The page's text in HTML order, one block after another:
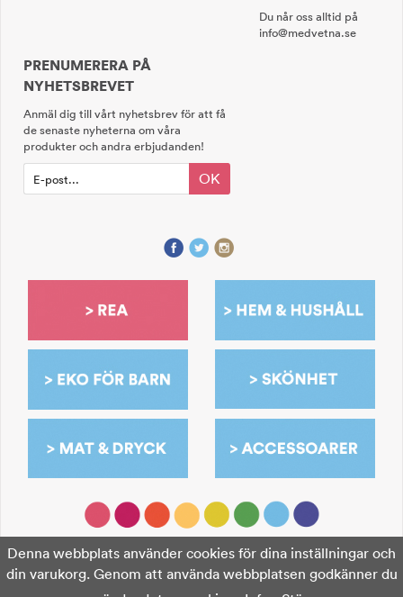
Du når oss alltid på
info@medvetna.se
PRENUMERERA PÅ
NYHETSBREVET
Anmäl dig till vårt nyhetsbrev för att få
de senaste nyheterna om våra
produkter och andra erbjudanden!
OK
Denna webbplats använder cookies för dina inställningar och
din varukorg. Genom att använda webbplatsen godkänner du